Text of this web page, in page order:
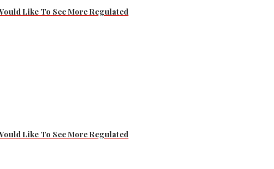
Like To See More Regulated
Like To See More Regulated